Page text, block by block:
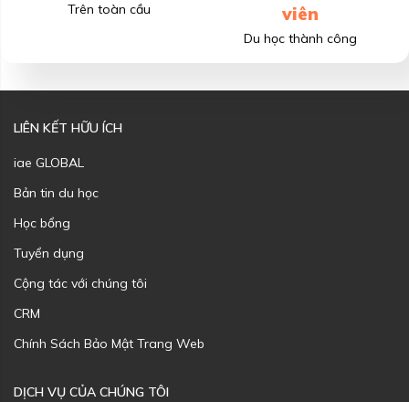
Trên toàn cầu
viên
Du học thành công
LIÊN KẾT HỮU ÍCH
iae GLOBAL
Bản tin du học
Học bổng
Tuyển dụng
Cộng tác với chúng tôi
CRM
Chính Sách Bảo Mật Trang Web
DỊCH VỤ CỦA CHÚNG TÔI